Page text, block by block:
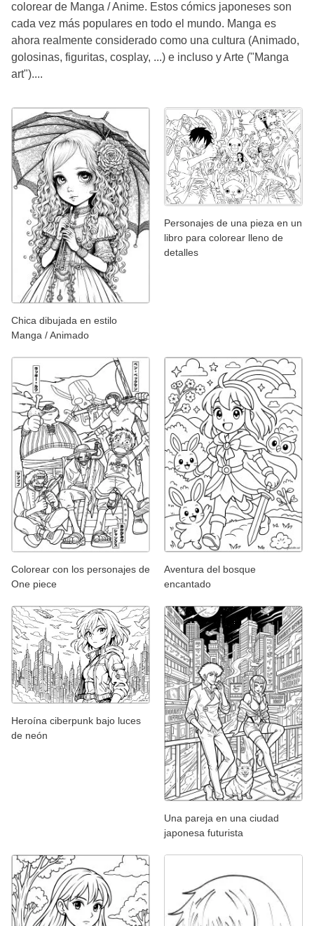
colorear de Manga / Anime. Estos cómics japoneses son
cada vez más populares en todo el mundo. Manga es
ahora realmente considerado como una cultura (Animado,
golosinas, figuritas, cosplay, ...) e incluso y Arte ("Manga
art")....
Chica dibujada en estilo
Manga / Animado
Personajes de una pieza en un
libro para colorear lleno de
detalles
Colorear con los personajes de
One piece
Aventura del bosque
encantado
Heroína ciberpunk bajo luces
de neón
Una pareja en una ciudad
japonesa futurista